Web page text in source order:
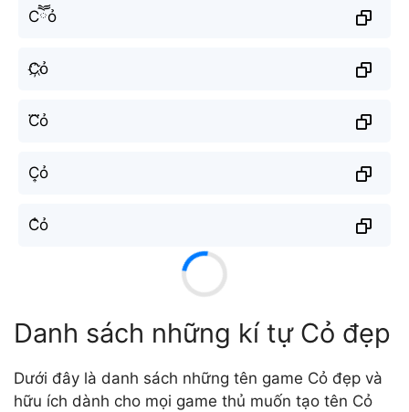
Cཽỏ
C҉ỏ
C⃜ỏ
C͎ỏ
C̐ỏ
Danh sách những kí tự Cỏ đẹp
Dưới đây là danh sách những tên game Cỏ đẹp và
hữu ích dành cho mọi game thủ muốn tạo tên Cỏ